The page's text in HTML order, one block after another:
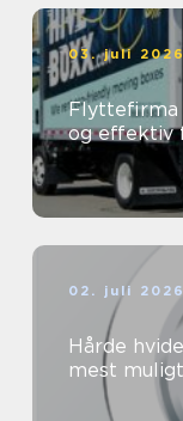
03. juli 2026
Flyttefirma aarhus
og effektiv
02. juli 2026
Hårde
mest